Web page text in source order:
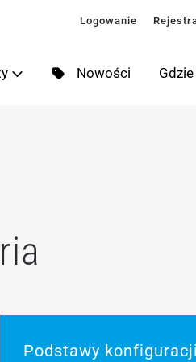
Logowanie
Nowości
Podstawy